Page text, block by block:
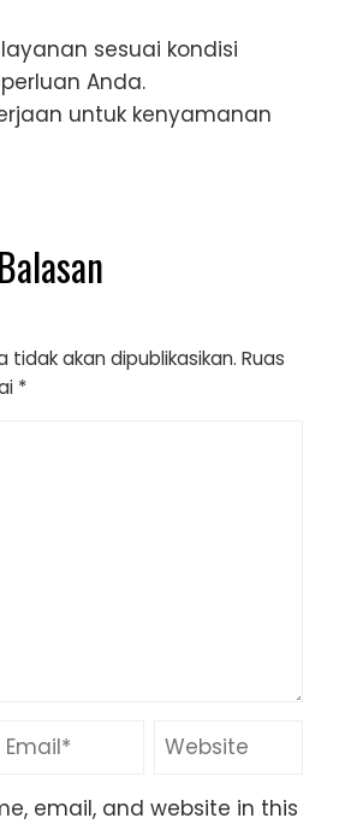
sesuai kondisi
Anda.
untuk kenyamanan
tidak akan dipublikasikan. Ruas
*
email, and website in this